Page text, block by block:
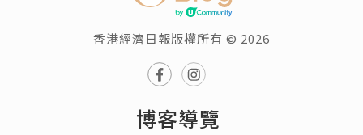
香港經濟日報版權所有 © 2026
博客導覽